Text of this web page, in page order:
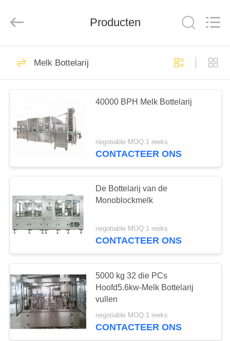
HUIS
PRODUCTEN
ONGEVEER
ONS
FABRIEKSREIS
KWALITEITSCONTROLE
CONTACTEER
ONS
VERZOEK
OM
EEN
CITAAT
Management
Services
Melk Vullende Lijn
De Vullende Lijn
van de
Monoblockmelk
7
Aseptische Melk
Vullende Lijn
Producten
Melk Bottelarij
40000 BPH Melk Bottelarij
negotiable MOQ:1 reeks
CONTACTEER ONS
De Bottelarij van de
Monoblockmelk
negotiable MOQ:1 reeks
CONTACTEER ONS
5000 kg 32 die PCs
Hoofd5.6kw-Melk Bottelarij
vullen
negotiable MOQ:1 reeks
CONTACTEER ONS